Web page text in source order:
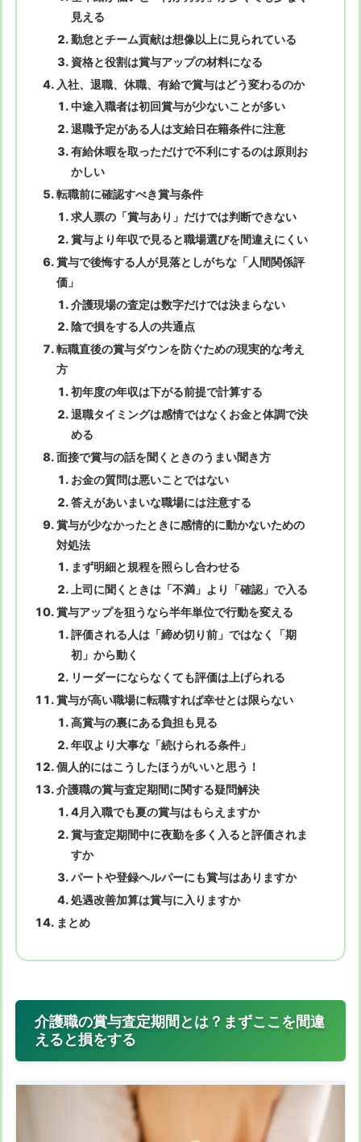
見える
勤怠とチーム貢献は想像以上に見られている
資格と役割は賞与アップの材料になる
入社、退職、休職、有給で賞与はどう変わるのか
中途入職者は初回賞与が少ないことが多い
退職予定がある人は支給日在籍条件に注意
有給休暇を取っただけで不利にするのは原則お
かしい
転職前に確認すべき賞与条件
求人票の「賞与あり」だけでは判断できない
賞与より年収で見ると職場選びを間違えにくい
賞与で後悔する人が見落としがちな「人間関係評
価」
介護現場の査定は数字だけでは決まらない
陰で損をする人の共通点
転職直後の賞与ダウンを防ぐための現実的な考え
方
初年度の年収は下がる前提で計算する
退職タイミングは感情ではなくお金と体調で決
める
面接で賞与の話を聞くときのうまい聞き方
お金の質問は悪いことではない
答えがあいまいな職場には注意する
賞与が少なかったときに感情的に動かないための
対処法
まず明細と規程を照らし合わせる
上司に聞くときは「不満」より「確認」で入る
賞与アップを狙うなら半年単位で行動を変える
評価される人は「締め切り前」ではなく「期
初」から動く
リーダーにならなくても評価は上げられる
賞与が高い職場に転職すれば幸せとは限らない
高賞与の裏にある負担も見る
年収より大事な「続けられる条件」
個人的にはこうしたほうがいいと思う！
介護職の賞与査定期間に関する疑問解決
4月入職でも夏の賞与はもらえますか
賞与査定期間中に夜勤を多く入ると評価されま
すか
パートや登録ヘルパーにも賞与はありますか
処遇改善加算は賞与に入りますか
まとめ
介護職の賞与査定期間とは？まずここを間違
えると損をする